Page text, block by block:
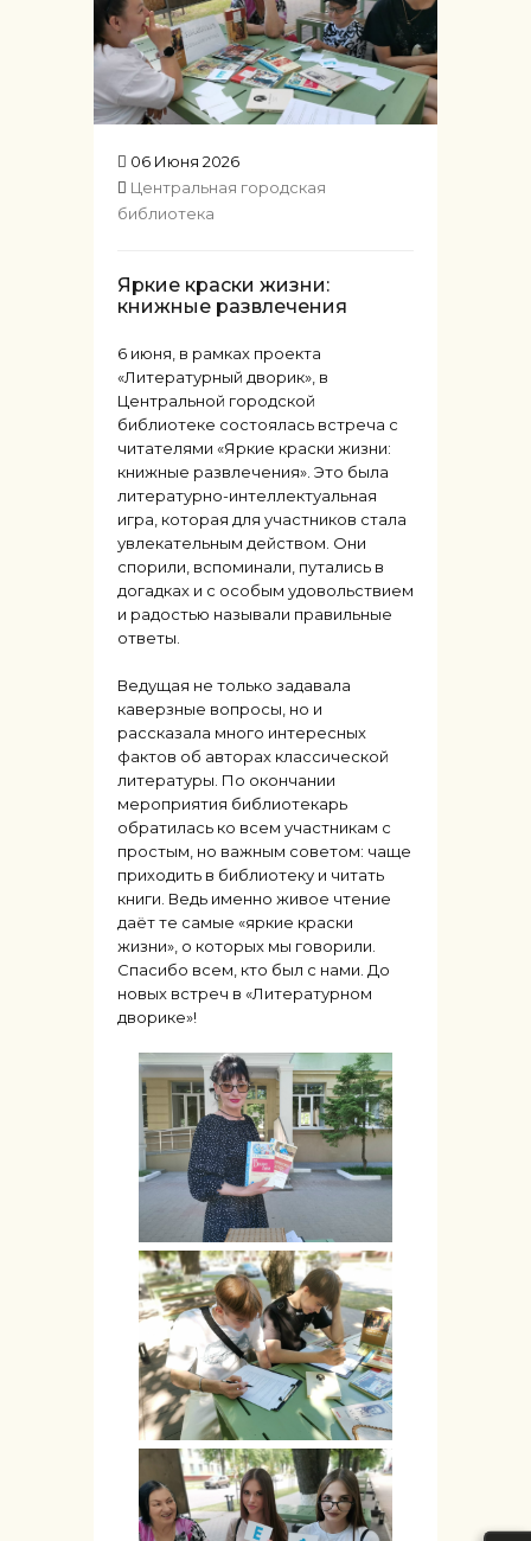
06 Июня 2026
Центральная городская
библиотека
Яркие краски жизни:
книжные развлечения
6 июня, в рамках проекта
«Литературный дворик», в
Центральной городской
библиотеке состоялась встреча с
читателями «Яркие краски жизни:
книжные развлечения». Это была
литературно-интеллектуальная
игра, которая для участников стала
увлекательным действом. Они
спорили, вспоминали, путались в
догадках и с особым удовольствием
и радостью называли правильные
ответы.
Ведущая не только задавала
каверзные вопросы, но и
рассказала много интересных
фактов об авторах классической
литературы. По окончании
мероприятия библиотекарь
обратилась ко всем участникам с
простым, но важным советом: чаще
приходить в библиотеку и читать
книги. Ведь именно живое чтение
даёт те самые «яркие краски
жизни», о которых мы говорили.
Спасибо всем, кто был с нами. До
новых встреч в «Литературном
дворике»!